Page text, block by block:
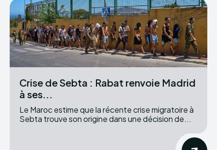
Crise de Sebta : Rabat renvoie Madrid
à ses...
Le Maroc estime que la récente crise migratoire à
Sebta trouve son origine dans une décision de...